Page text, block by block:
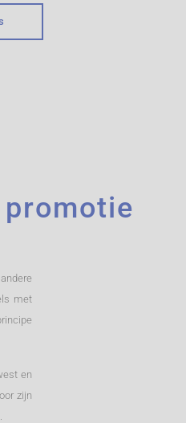
met
en
zijn